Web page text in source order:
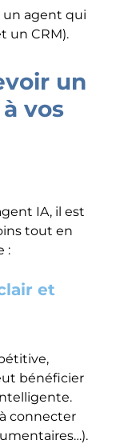
un agent qui
un CRM).
un
vos
IA, il est
tout en
:
et
bénéficier
connecter